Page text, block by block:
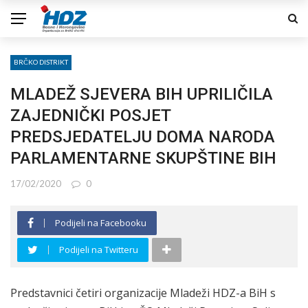
BRČKO DISTRIKT
MLADEŽ SJEVERA BIH UPRILIČILA
ZAJEDNIČKI POSJET
PREDSJEDATELJU DOMA NARODA
PARLAMENTARNE SKUPŠTINE BIH
17/02/2020 0
Podijeli na Facebooku
Podijeli na Twitteru
Predstavnici četiri organizacije Mladeži HDZ-a BiH s